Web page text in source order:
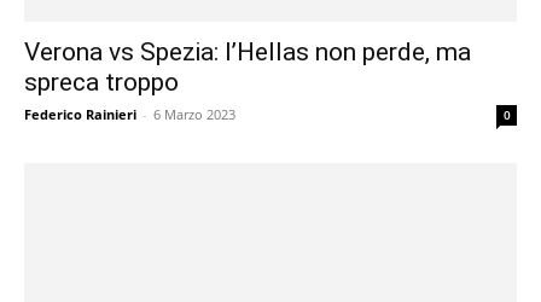
Verona vs Spezia: l’Hellas non perde, ma
spreca troppo
Federico Rainieri - 6 Marzo 2023 0